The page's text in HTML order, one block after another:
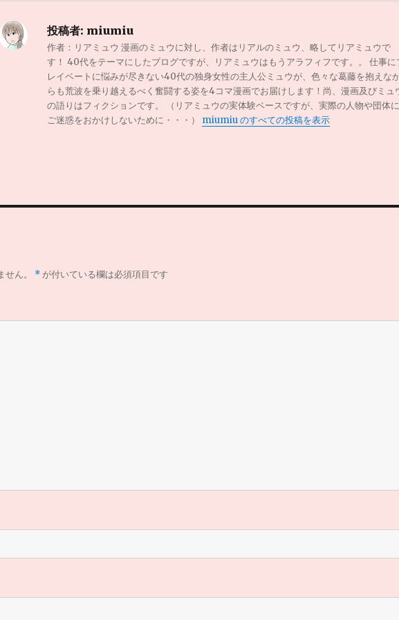
投稿者: miumiu
作者：リアミュウ 漫画のミュウに対し、作者はリアルのミュウ、略してリアミュウで
す！ 40代をテーマにしたブログですが、リアミュウはもうアラフィフです。。 仕事に
レイベートに悩みが尽きない40代の独身女性の主人公ミュウが、色々な葛藤を抱えな
らも荒波を乗り越えるべく奮闘する姿を4コマ漫画でお届けします！尚、漫画及びミュ
の語りはフィクションです。 （リアミュウの実体験ベースですが、実際の人物や団体に
ご迷惑をおかけしないために・・・） miumiu のすべての投稿を表示
ん。 * が付いている欄は必須項目です